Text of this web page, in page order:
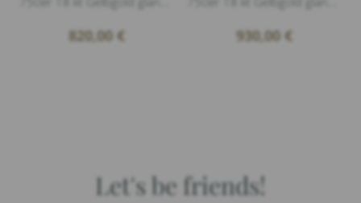
820,00 € 930,00 €
Let's be friends!